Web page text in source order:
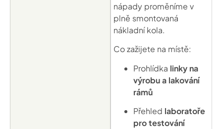
nápady proměníme v
plně smontovaná
nákladní kola.
Co zažijete na místě:
Prohlídka linky na
výrobu a lakování
rámů
Přehled laboratoře
pro testování